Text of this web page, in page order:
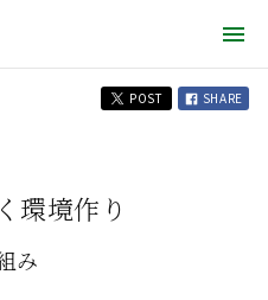
POST SHARE
環境作り
み